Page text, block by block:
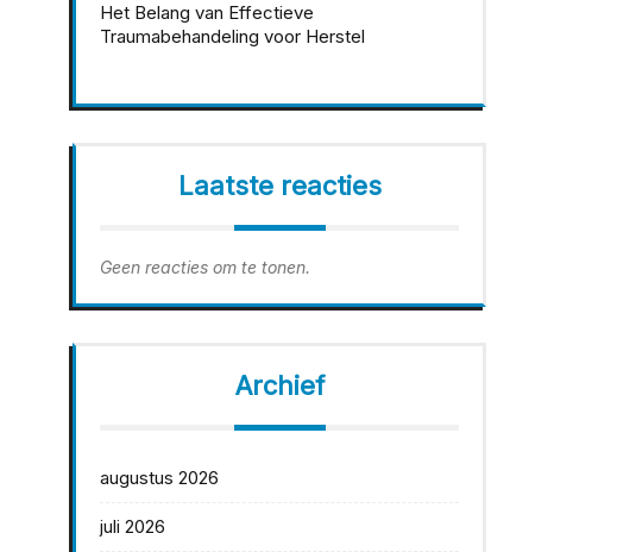
Het Belang van Effectieve
Traumabehandeling voor Herstel
Laatste reacties
Geen reacties om te tonen.
Archief
augustus 2026
juli 2026